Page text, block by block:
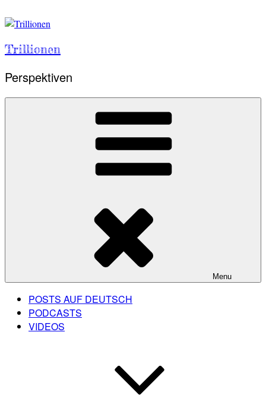
to
Trillionen
Perspektiven
Menu
POSTS AUF DEUTSCH
PODCASTS
VIDEOS